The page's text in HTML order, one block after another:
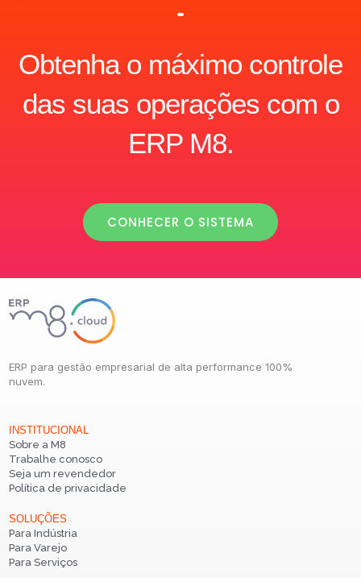
Obtenha o máximo controle
das suas operações com o
ERP M8.
CONHECER O SISTEMA
ERP para gestão empresarial de alta performance 100%
nuvem.
INSTITUCIONAL
Sobre a M8
Trabalhe conosco
Seja um revendedor
Política de privacidade
SOLUÇÕES
Para Indústria
Para Varejo
Para Serviços